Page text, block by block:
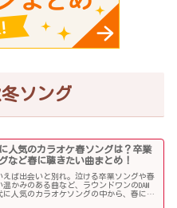
ソング
人気のカラオケ春ソングは？卒業
など春に聴きたい曲まとめ！
えば出会いと別れ。泣ける卒業ソングや春
温かみのある曲など、ラウンドワンのDAM
に人気のカラオケソングの中から、春に聴